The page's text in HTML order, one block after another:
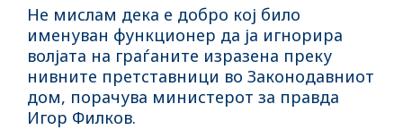
Не мислам дека е добро кој било
именуван функционер да ја игнорира
волјата на граѓаните изразена преку
нивните претставници во Законодавниот
дом, порачува министерот за правда
Игор Филков.